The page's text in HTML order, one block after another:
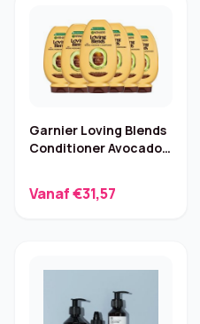
Garnier Loving Blends
Conditioner Avocado
Vanaf €31,57